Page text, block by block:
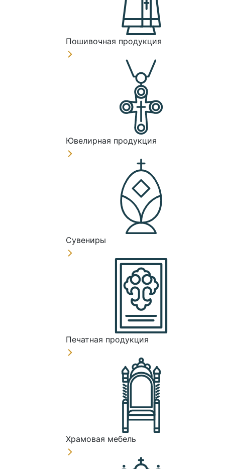
Пошивочная продукция
Ювелирная продукция
Сувениры
Печатная продукция
Храмовая мебель